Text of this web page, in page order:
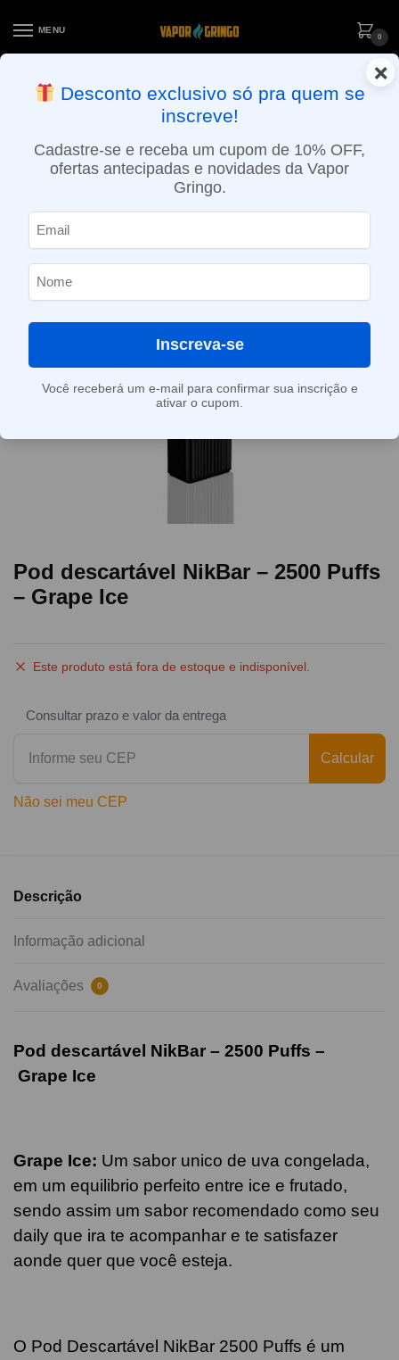
MENU
0
ENTREGA NO MESMO DIA EM SÃO PAULO (SEG A SEX): PEDIDOS
APROVADOS ATÉ 15:30 VIA MOTOBOY
Pod descartável NikBar – 2500 Puffs
– Grape Ice
Este produto está fora de estoque e indisponível.
Consultar prazo e valor da entrega
Calcular
Não sei meu CEP
Descrição
Informação adicional
Avaliações 0
Pod descartável NikBar – 2500 Puffs –
Grape Ice
Grape Ice: Um sabor unico de uva congelada,
em um equilibrio perfeito entre ice e frutado,
sendo assim um sabor recomendado como seu
daily que ira te acompanhar e te satisfazer
aonde quer que você esteja.
O Pod Descartável NikBar 2500 Puffs é um
×
Desconto exclusivo só pra quem se
inscreve!
Cadastre-se e receba um cupom de 10% OFF,
ofertas antecipadas e novidades da Vapor
Gringo.
Inscreva-se
Você receberá um e-mail para confirmar sua inscrição e
ativar o cupom.